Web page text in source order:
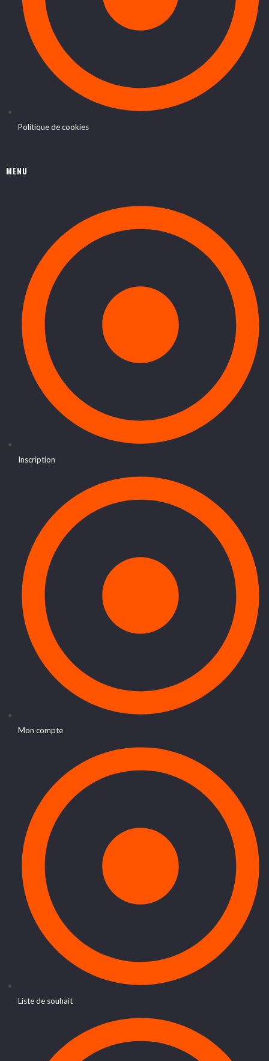
Politique de cookies
MENU
Inscription
Mon compte
Liste de souhait